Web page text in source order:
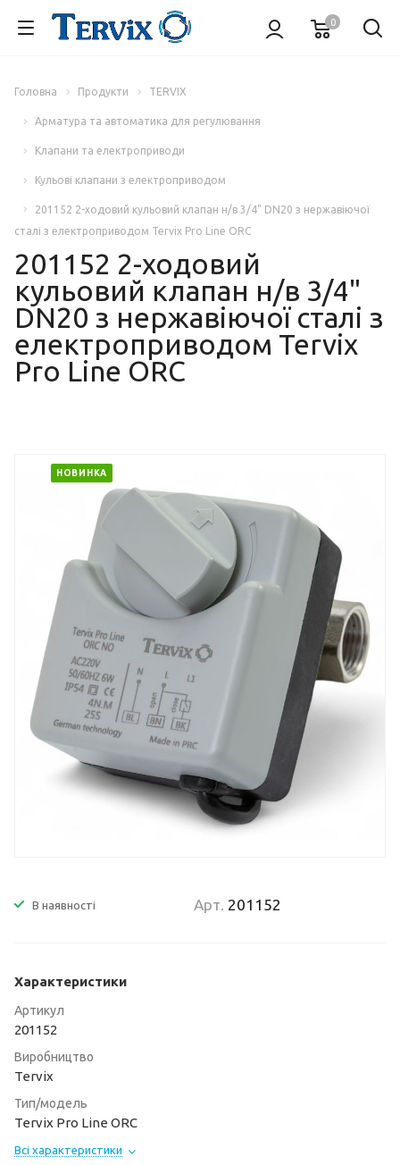
0
Головна Продукти TERVIX
Арматура та автоматика для регулювання
Клапани та електроприводи
Кульові клапани з електроприводом
201152 2-ходовий кульовий клапан н/в 3/4" DN20 з нержавіючої
сталі з електроприводом Tervix Pro Line ORC
201152 2-ходовий
кульовий клапан н/в 3/4"
DN20 з нержавіючої сталі з
електроприводом Tervix
Pro Line ORC
НОВИНКА
В наявності Арт. 201152
Характеристики
Артикул
201152
Виробництво
Tervix
Тип/модель
Tervix Pro Line ORC
Всі характеристики